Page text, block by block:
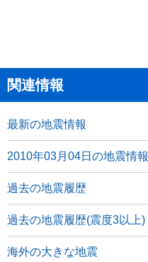
関連情報
最新の地震情報
2010年03月04日の地震情報
過去の地震履歴
過去の地震履歴(震度3以上)
海外の大きな地震